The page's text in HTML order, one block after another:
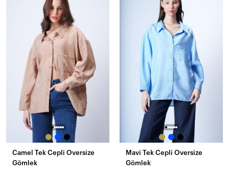
Camel Tek Cepli Oversize
Gömlek
Mavi Tek Cepli Oversize
Gömlek